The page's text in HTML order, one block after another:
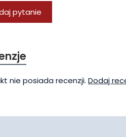
pytanie
nie posiada recenzji. Dodaj